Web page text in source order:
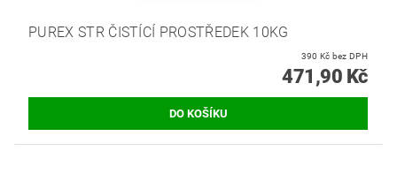
PUREX STR ČISTÍCÍ PROSTŘEDEK 10KG
390 Kč bez DPH
471,90 Kč